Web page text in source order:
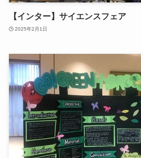
【インター】サイエンスフェア
2025年2月1日